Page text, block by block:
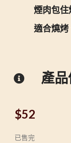
煙肉包
適合燒
產
$52
已售完